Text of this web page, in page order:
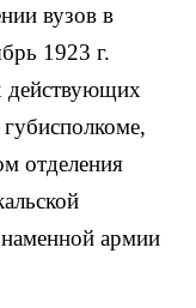
вузов в
1923 г.
действующих
отделения
армии